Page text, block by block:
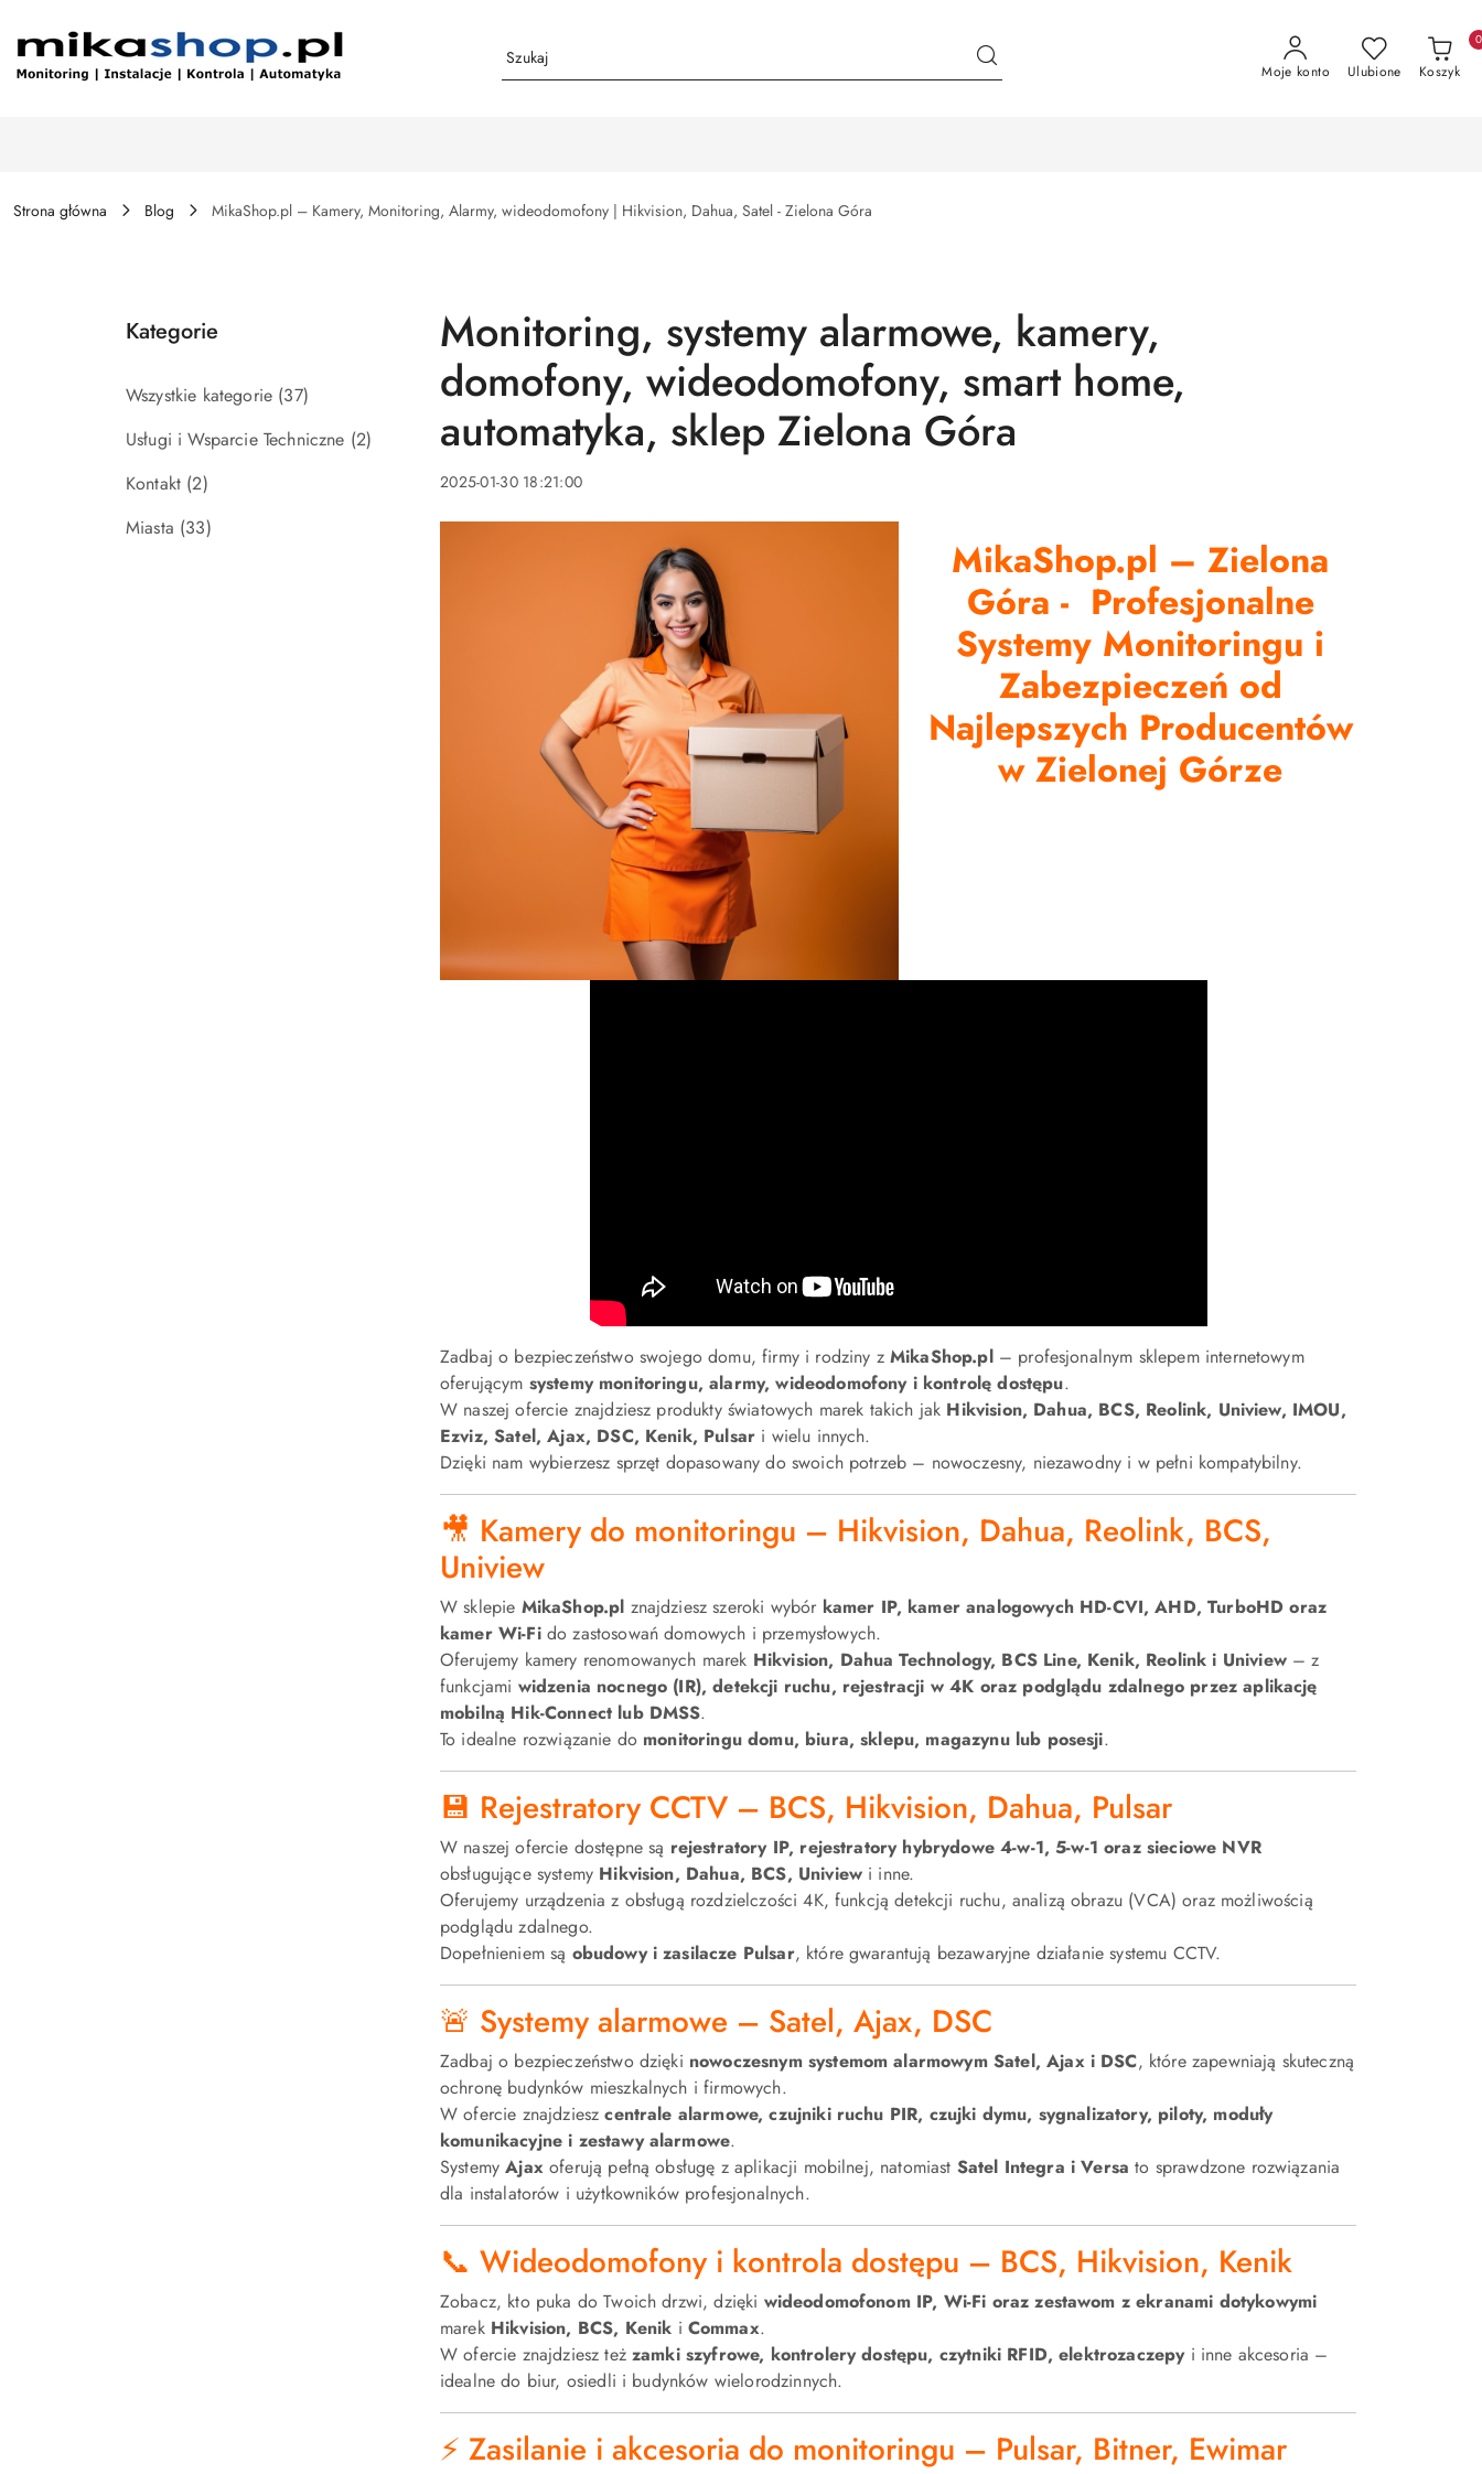
Moje konto Ulubione Koszyk
0
Strona główna Blog MikaShop.pl – Kamery, Monitoring, Alarmy, wideodomofony | Hikvision, Dahua, Satel - Zielona Góra
Kategorie
Wszystkie kategorie (37)
Usługi i Wsparcie Techniczne (2)
Kontakt (2)
Miasta (33)
Monitoring, systemy alarmowe, kamery,
domofony, wideodomofony, smart home,
automatyka, sklep Zielona Góra
2025-01-30 18:21:00
MikaShop.pl – Zielona
Góra - Profesjonalne
Systemy Monitoringu i
Zabezpieczeń od
Najlepszych Producentów
w Zielonej Górze
Zadbaj o bezpieczeństwo swojego domu, firmy i rodziny z MikaShop.pl– profesjonalnym sklepem internetowym
oferującym systemy monitoringu, alarmy, wideodomofony i kontrolę dostępu.
W naszej ofercie znajdziesz produkty światowych marek takich jak Hikvision, Dahua, BCS, Reolink, Uniview, IMOU,
Ezviz, Satel, Ajax, DSC, Kenik, Pulsar i wielu innych.
Dzięki nam wybierzesz sprzęt dopasowany do swoich potrzeb – nowoczesny, niezawodny i w pełni kompatybilny.
🎥 Kamery do monitoringu – Hikvision, Dahua, Reolink, BCS,
Uniview
W sklepie MikaShop.pl znajdziesz szeroki wybór kamer IP, kamer analogowych HD-CVI, AHD, TurboHD oraz
kamer Wi-Fido zastosowań domowych i przemysłowych.
Oferujemy kamery renomowanych marek Hikvision, Dahua Technology, BCS Line, Kenik, Reolink i Uniview– z
funkcjami widzenia nocnego (IR), detekcji ruchu, rejestracji w 4K oraz podglądu zdalnego przez aplikację
mobilną Hik-Connect lub DMSS.
To idealne rozwiązanie do monitoringu domu, biura, sklepu, magazynu lub posesji.
💾 Rejestratory CCTV – BCS, Hikvision, Dahua, Pulsar
W naszej ofercie dostępne są rejestratory IP, rejestratory hybrydowe 4-w-1, 5-w-1 oraz sieciowe NVR
obsługujące systemy Hikvision, Dahua, BCS, Uniview i inne.
Oferujemy urządzenia z obsługą rozdzielczości 4K, funkcją detekcji ruchu, analizą obrazu (VCA) oraz możliwością
podglądu zdalnego.
Dopełnieniem są obudowy i zasilacze Pulsar, które gwarantują bezawaryjne działanie systemu CCTV.
🚨 Systemy alarmowe – Satel, Ajax, DSC
Zadbaj o bezpieczeństwo dzięki nowoczesnym systemom alarmowym Satel, Ajax i DSC, które zapewniają skuteczną
ochronę budynków mieszkalnych i firmowych.
W ofercie znajdzieszcentrale alarmowe, czujniki ruchu PIR, czujki dymu, sygnalizatory, piloty, moduły
komunikacyjne i zestawy alarmowe.
SystemyAjaxoferują pełną obsługę z aplikacji mobilnej, natomiast Satel Integra i Versa to sprawdzone rozwiązania
dla instalatorów i użytkowników profesjonalnych.
📞 Wideodomofony i kontrola dostępu – BCS, Hikvision, Kenik
Zobacz, kto puka do Twoich drzwi, dzięki wideodomofonom IP, Wi-Fi oraz zestawom z ekranami dotykowymi
marek Hikvision, BCS, Kenik i Commax.
W ofercie znajdziesz też zamki szyfrowe, kontrolery dostępu, czytniki RFID, elektrozaczepyi inne akcesoria –
idealne do biur, osiedli i budynków wielorodzinnych.
⚡ Zasilanie i akcesoria do monitoringu – Pulsar, Bitner, Ewimar